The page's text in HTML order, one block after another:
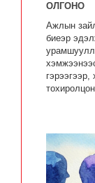
ОЛГОНО
Ажлын
биеэр